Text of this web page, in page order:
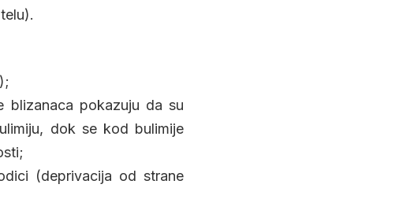
blizanaca pokazuju da su
dok se kod bulimije
(deprivacija od strane